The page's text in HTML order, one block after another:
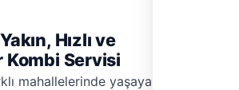
Hızlı ve
Kombi Servisi
mahallelerinde yaşayan tüm